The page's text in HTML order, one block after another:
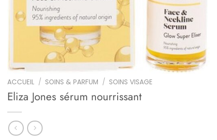
ACCUEIL / SOINS & PARFUM / SOINS VISAGE
Eliza Jones sérum nourrissant